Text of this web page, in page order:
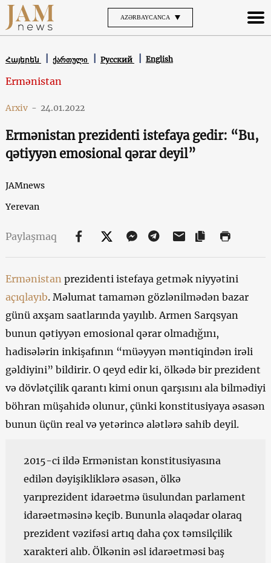
AZƏRBAYCANCA
Հայերեն ქართული Русский English
Ermənistan
Arxiv - 24.01.2022
Ermənistan prezidenti istefaya gedir: “Bu,
qətiyyən emosional qərar deyil”
JAMnews
Yerevan
Paylaşmaq
Ermənistan prezidenti istefaya getmək niyyətini
açıqlayıb. Məlumat tamamən gözlənilmədən bazar
günü axşam saatlarında yayılıb. Armen Sarqsyan
bunun qətiyyən emosional qərar olmadığını,
hadisələrin inkişafının “müəyyən məntiqindən irəli
gəldiyini” bildirir. O qeyd edir ki, ölkədə bir prezident
və dövlətçilik qarantı kimi onun qarşısını ala bilmədiyi
böhran müşahidə olunur, çünki konstitusiyaya əsasən
bunun üçün real və yetərincə alətlərə sahib deyil.
2015-ci ildə Ermənistan konstitusiyasına
edilən dəyişikliklərə əsasən, ölkə
yarıprezident idarəetmə üsulundan parlament
idarəetməsinə keçib. Bununla əlaqədar olaraq
prezident vəzifəsi artıq daha çox təmsilçilik
xarakteri alıb. Ölkənin əsl idarəetməsi baş